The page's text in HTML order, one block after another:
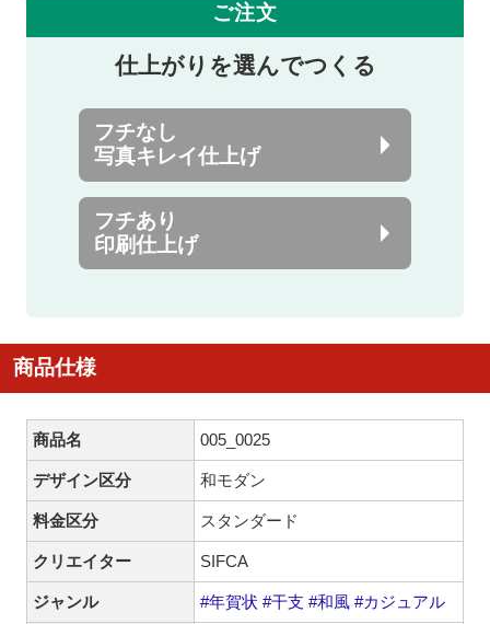
ご注文
仕上がりを選んでつくる
フチなし
写真キレイ仕上げ
フチあり
印刷仕上げ
商品仕様
商品名 005_0025
デザイン区分 和モダン
料金区分 スタンダード
クリエイター SIFCA
ジャンル #年賀状 #干支 #和風 #カジュアル